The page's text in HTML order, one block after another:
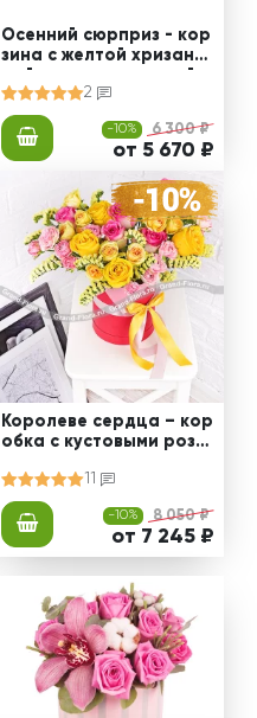
Осенний сюрприз - кор
зина с желтой хризанте
2
-10% 6 300 ₽
от 5 670 ₽
Королеве сердца – кор
обка с кустовыми роза
11
-10% 8 050 ₽
от 7 245 ₽